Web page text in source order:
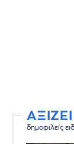
δημοφιλείς